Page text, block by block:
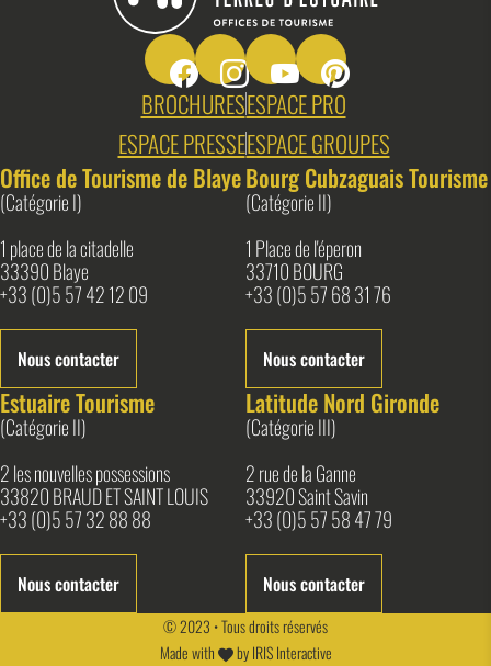
Blaye Bourg Terres d&#039;Estuaire
Suivez-nous sur Facebook
Suivez-nous sur Instagram
Suivez-nous sur Youtube
Suivez-nous sur
BROCHURESESPACE PRO
ESPACE PRESSEESPACE GROUPES
Office de Tourisme de Blaye
(Catégorie I)
1 place de la citadelle
33390 Blaye
+33 (0)5 57 42 12 09
Nous contacter
Bourg Cubzaguais Tourisme
(Catégorie II)
1 Place de l'éperon
33710 BOURG
+33 (0)5 57 68 31 76
Nous contacter
Estuaire Tourisme
(Catégorie II)
2 les nouvelles possessions
33820 BRAUD ET SAINT LOUIS
+33 (0)5 57 32 88 88
Nous contacter
Latitude Nord Gironde
(Catégorie III)
2 rue de la Ganne
33920 Saint Savin
+33 (0)5 57 58 47 79
Nous contacter
© 2023 • Tous droits réservés
Made with
byIRIS Interactive